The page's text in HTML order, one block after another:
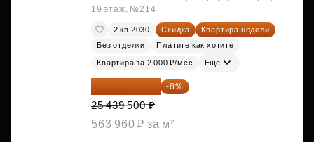
19 этаж, №214
2 кв 2030 Скидка
Квартира недели
Без отделки
Платите как хотите
Квартира за 2 000 ₽/мес Ещё
23 404 340 ₽ -8%
25 439 500 ₽
563 960 ₽ за м²